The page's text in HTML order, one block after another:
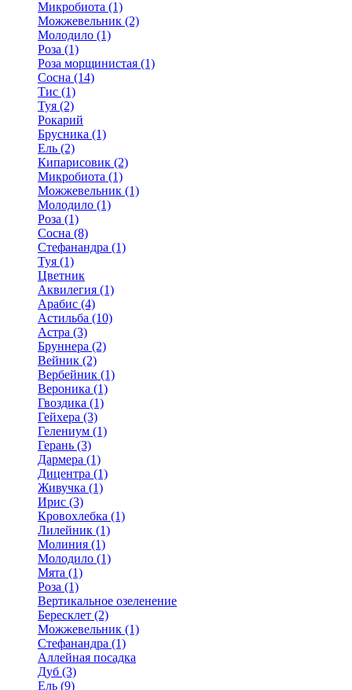
Микробиота (1)
Можжевельник (2)
Молодило (1)
Роза (1)
Роза морщинистая (1)
Сосна (14)
Тис (1)
Туя (2)
Рокарий
Брусника (1)
Ель (2)
Кипарисовик (2)
Микробиота (1)
Можжевельник (1)
Молодило (1)
Роза (1)
Сосна (8)
Стефанандра (1)
Туя (1)
Цветник
Аквилегия (1)
Арабис (4)
Астильба (10)
Астра (3)
Бруннера (2)
Вейник (2)
Вербейник (1)
Вероника (1)
Гвоздика (1)
Гейхера (3)
Гелениум (1)
Герань (3)
Дармера (1)
Дицентра (1)
Живучка (1)
Ирис (3)
Кровохлебка (1)
Лилейник (1)
Молиния (1)
Молодило (1)
Мята (1)
Роза (1)
Вертикальное озеленение
Бересклет (2)
Можжевельник (1)
Стефанандра (1)
Аллейная посадка
Дуб (3)
Ель (9)